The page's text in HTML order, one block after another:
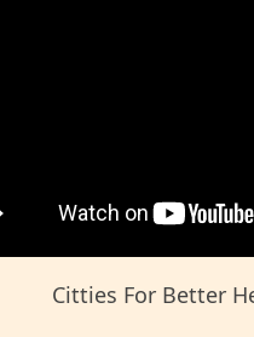
Citties For Better